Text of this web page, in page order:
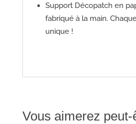
Support Décopatch en
fabriqué à la main.
unique !
Vous aimerez